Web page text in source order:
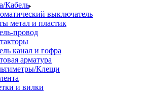
Кабель
выключатель
метал и пластик
провод
канал и гофра
арматура
Клещи
и вилки